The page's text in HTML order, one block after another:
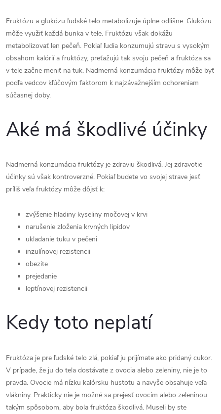
Fruktózu a glukózu ľudské telo metabolizuje úplne odlišne. Glukózu
môže využiť každá bunka v tele. Fruktózu však dokážu
metabolizovať len pečeň. Pokiaľ ľudia konzumujú stravu s vysokým
obsahom kalórií a fruktózy, preťažujú tak svoju pečeň a fruktóza sa
v tele začne meniť na tuk. Nadmerná konzumácia fruktózy môže byť
podľa vedcov kľúčovým faktorom k najzávažnejším ochoreniam
súčasnej doby.
Aké má škodlivé účinky
Nadmerná konzumácia fruktózy je zdraviu škodlivá. Jej zdravotie
účinky sú však kontroverzné. Pokiaľ budete vo svojej strave jesť
príliš veľa fruktózy môže dôjsť k:
zvýšenie hladiny kyseliny močovej v krvi
narušenie zloženia krvných lipidov
ukladanie tuku v pečeni
inzulínovej rezistencii
obezite
prejedanie
leptínovej rezistencii
Kedy toto neplatí
Fruktóza je pre ľudské telo zlá, pokiaľ ju prijímate ako pridaný cukor.
V prípade, že ju do tela dostávate z ovocia alebo zeleniny, nie je to
pravda. Ovocie má nízku kalórsku hustotu a navyše obsahuje veľa
vlákniny. Prakticky nie je možné sa prejesť ovocím alebo zeleninou
takým spôsobom, aby bola fruktóza škodlivá. Museli by ste